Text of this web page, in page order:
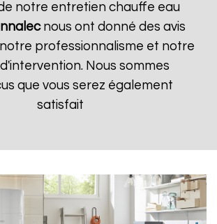
notre entretien chauffe eau
nous ont donné des avis
professionnalisme et notre
Nous sommes
que vous serez également
satisfait